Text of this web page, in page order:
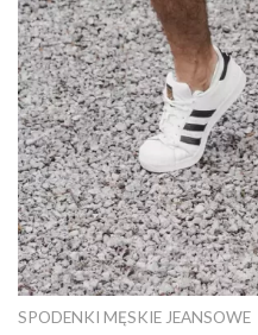
SPODENKI MĘSKIE JEANSOWE